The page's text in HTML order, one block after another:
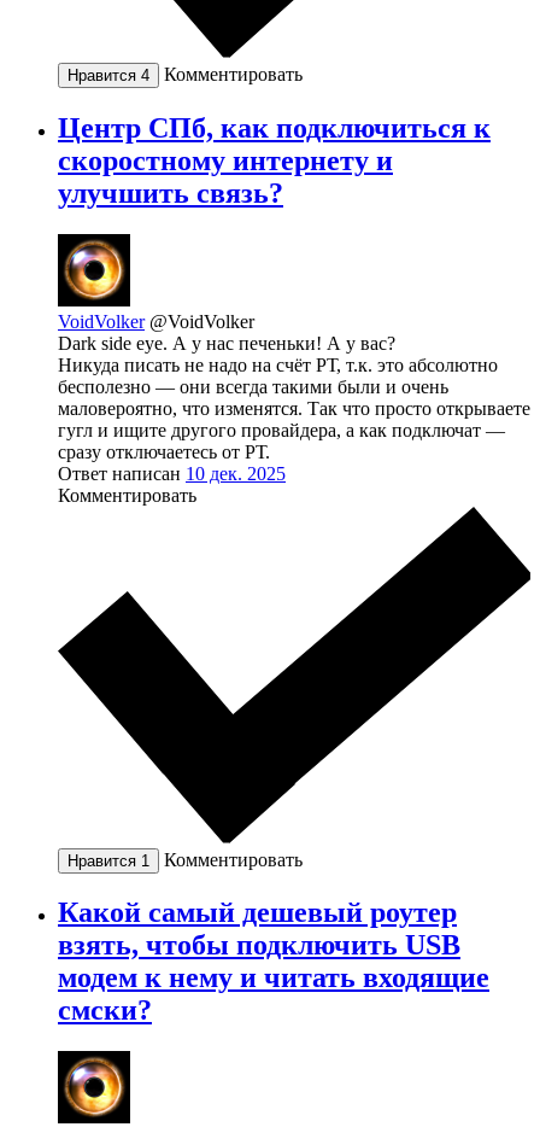
Нравится 4 Комментировать
Центр СПб, как подключиться к
скоростному интернету и
улучшить связь?
VoidVolker @VoidVolker
Dark side eye. А у нас печеньки! А у вас?
Никуда писать не надо на счёт РТ, т.к. это абсолютно
бесполезно — они всегда такими были и очень
маловероятно, что изменятся. Так что просто открываете
гугл и ищите другого провайдера, а как подключат —
сразу отключаетесь от РТ.
Ответ написан 10 дек. 2025
Комментировать
Нравится 1 Комментировать
Какой самый дешевый роутер
взять, чтобы подключить USB
модем к нему и читать входящие
смски?